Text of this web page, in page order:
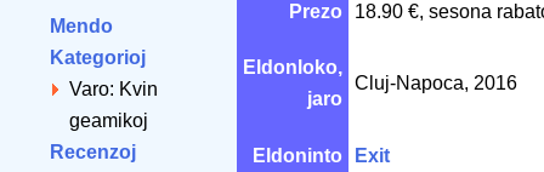
Mendo
Kategorioj
Varo: Kvin
geamikoj
Recenzoj
Prezo 18.90 €, sesona
Eldonloko,
jaro
Cluj-Napoca, 2016
Eldoninto Exit